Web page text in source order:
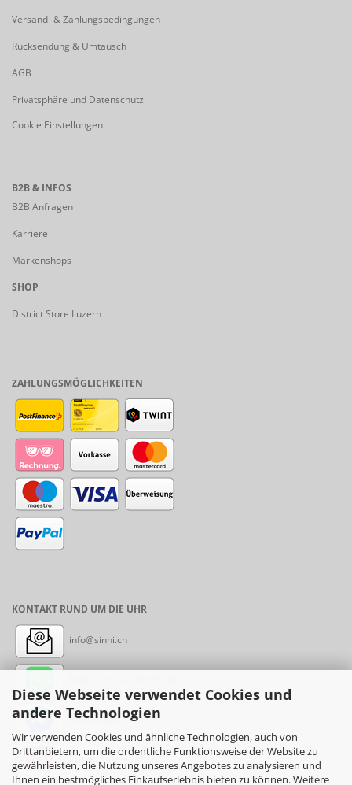
Diese Webseite verwendet Cookies und
andere Technologien
Wir verwenden Cookies und ähnliche Technologien, auch von
Drittanbietern, um die ordentliche Funktionsweise der Website zu
gewährleisten, die Nutzung unseres Angebotes zu analysieren und
Ihnen ein bestmögliches Einkaufserlebnis bieten zu können. Weitere
Versand- & Zahlungsbedingungen
Rücksendung & Umtausch
AGB
Privatsphäre und Datenschutz
Cookie Einstellungen
B2B & INFOS
B2B Anfragen
Karriere
Markenshops
SHOP
District Store Luzern
ZAHLUNGSMÖGLICHKEITEN
KONTAKT RUND UM DIE UHR
info@sinni.ch
Messenger: sinni.ch
Instagram: sinni_ch